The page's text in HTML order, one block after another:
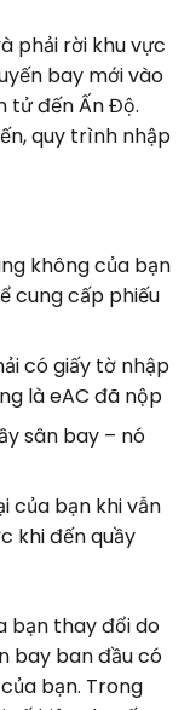
phải rời khu vực
bay mới vào
tử đến Ấn Độ.
quy trình nhập
không của bạn
cung cấp phiếu
có giấy tờ nhập
là eAC đã nộp
sân bay – nó
của bạn khi vẫn
khi đến quầy
bạn thay đổi do
bay ban đầu có
bạn. Trong